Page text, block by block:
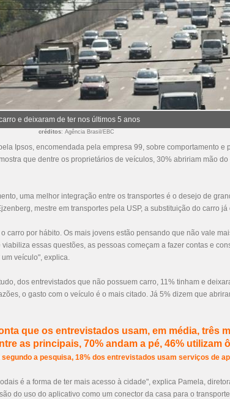
e deixaram de ter nos últimos 5 anos
créditos: Agência Brasil/EBC
Ipsos, encomendada pela empresa 99, sobre comportamento
que dentre os proprietários de veículos, 30% abririam mão
uma melhor integração entre os transportes é o desejo de
mestre em transportes pela USP, a substituição do carro
carro por hábito. Os mais jovens estão pensando que não vale
essas questões, as pessoas começam a fazer contas e
veículo", explica.
dos entrevistados que não possuem carro, 11% tinham e
o gasto com o veículo é o mais citado. Já 5% dizem que
que os entrevistados usam, em média, três
as principais, 70% andam a pé, 46% utilizam
segundo a pesquisa, 18% dos entrevistados usam serviços de
é a forma de ter mais acesso à cidade", explica Pamela,
do uso do aplicativo como um conector da casa para o